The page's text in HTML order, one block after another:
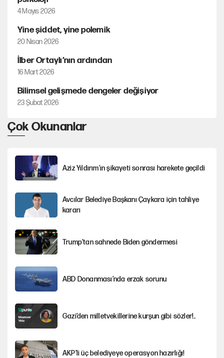
Çok Okunanlar
Aziz Yıldırım’ın şikayeti sonrası harekete geçildi
Avcılar Belediye Başkanı Çaykara için tahliye
kararı
Trump’tan sahnede Biden göndermesi
ABD Donanması’nda erzak sorunu
Gazi’den milletvekillerine kurşun gibi sözler!..
AKP’li üç belediyeye operasyon hazırlığı!
4 Mayıs 2026
Yine şiddet, yine polemik
20 Nisan 2026
İlber Ortaylı’nın ardından
16 Mart 2026
Bilimsel gelişmede dengeler değişiyor
23 Şubat 2026